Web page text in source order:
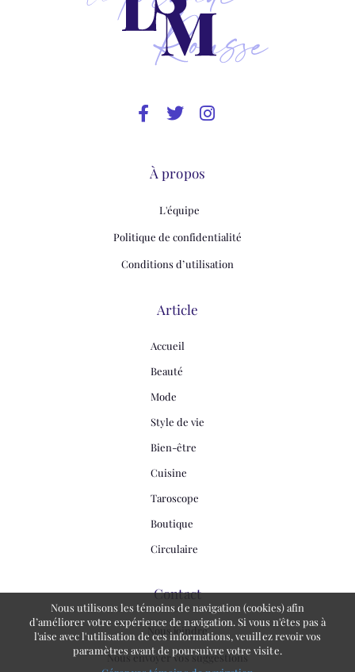
À propos
L'équipe
Politique de confidentialité
Conditions d’utilisation
Article
Accueil
Beauté
Mode
Style de vie
Bien-être
Cuisine
Taroscope
Boutique
Circulaire
Contact
Nous joindre
Nous envoyer vos suggestions
Nous utilisons les témoins de navigation (cookies) afin
d’améliorer votre expérience de navigation. Si vous n'êtes pas à
l'aise avec l'utilisation de ces informations, veuillez revoir vos
paramètres avant de poursuivre votre visite.